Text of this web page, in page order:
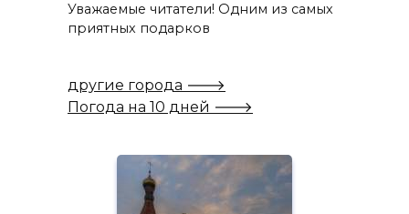
Уважаемые читатели! Одним из самых
приятных подарков
другие города 🡒
Погода на 10 дней 🡒